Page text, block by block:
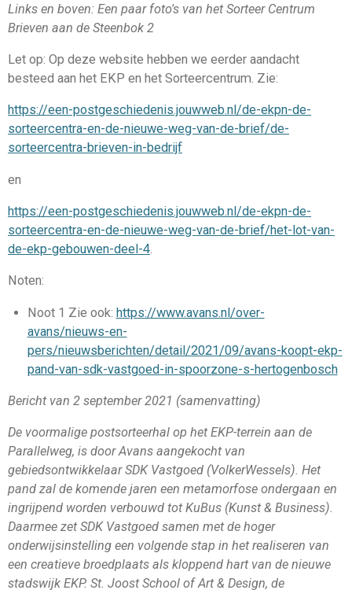
Links en boven: Een paar foto's van het Sorteer Centrum
Brieven aan de Steenbok 2
Let op: Op deze website hebben we eerder aandacht
besteed aan het EKP en het Sorteercentrum. Zie:
https://een-postgeschiedenis.jouwweb.nl/de-ekpn-de-
sorteercentra-en-de-nieuwe-weg-van-de-brief/de-
sorteercentra-brieven-in-bedrijf
en
https://een-postgeschiedenis.jouwweb.nl/de-ekpn-de-
sorteercentra-en-de-nieuwe-weg-van-de-brief/het-lot-van-
de-ekp-gebouwen-deel-4.
Noten:
Noot 1 Zie ook: https://www.avans.nl/over-
avans/nieuws-en-
pers/nieuwsberichten/detail/2021/09/avans-koopt-ekp-
pand-van-sdk-vastgoed-in-spoorzone-s-hertogenbosch
Bericht van 2 september 2021 (samenvatting)
De voormalige postsorteerhal op het EKP-terrein aan de
Parallelweg, is door Avans aangekocht van
gebiedsontwikkelaar SDK Vastgoed (VolkerWessels). Het
pand zal de komende jaren een metamorfose ondergaan en
ingrijpend worden verbouwd tot KuBus (Kunst & Business).
Daarmee zet SDK Vastgoed samen met de hoger
onderwijsinstelling een volgende stap in het realiseren van
een creatieve broedplaats als kloppend hart van de nieuwe
stadswijk EKP. St. Joost School of Art & Design, de